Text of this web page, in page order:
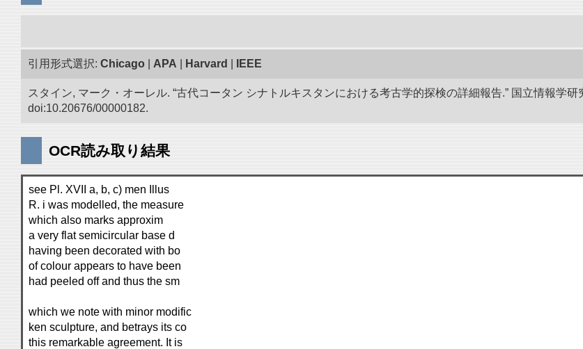
引用形式選択: Chicago APA Harvard IEEE
スタイン, マーク・オーレル. “古代コータン シナトルキスタンにおける考古学的探検の詳細報告.” 国立情報学
doi:10.20676/00000182.
OCR読み取り結果
see Pl. XVII a, b, c) men Illus
R. i was modelled, the measure
which also marks approxim
a very flat semicircular base d
having been decorated with bo
of colour appears to have been
had peeled off and thus the sm
which we note with minor modific
ken sculpture, and betrays its co
this remarkable agreement. It is